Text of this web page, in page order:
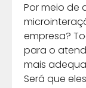
Por meio de
empresa?
para o
mais
Será que